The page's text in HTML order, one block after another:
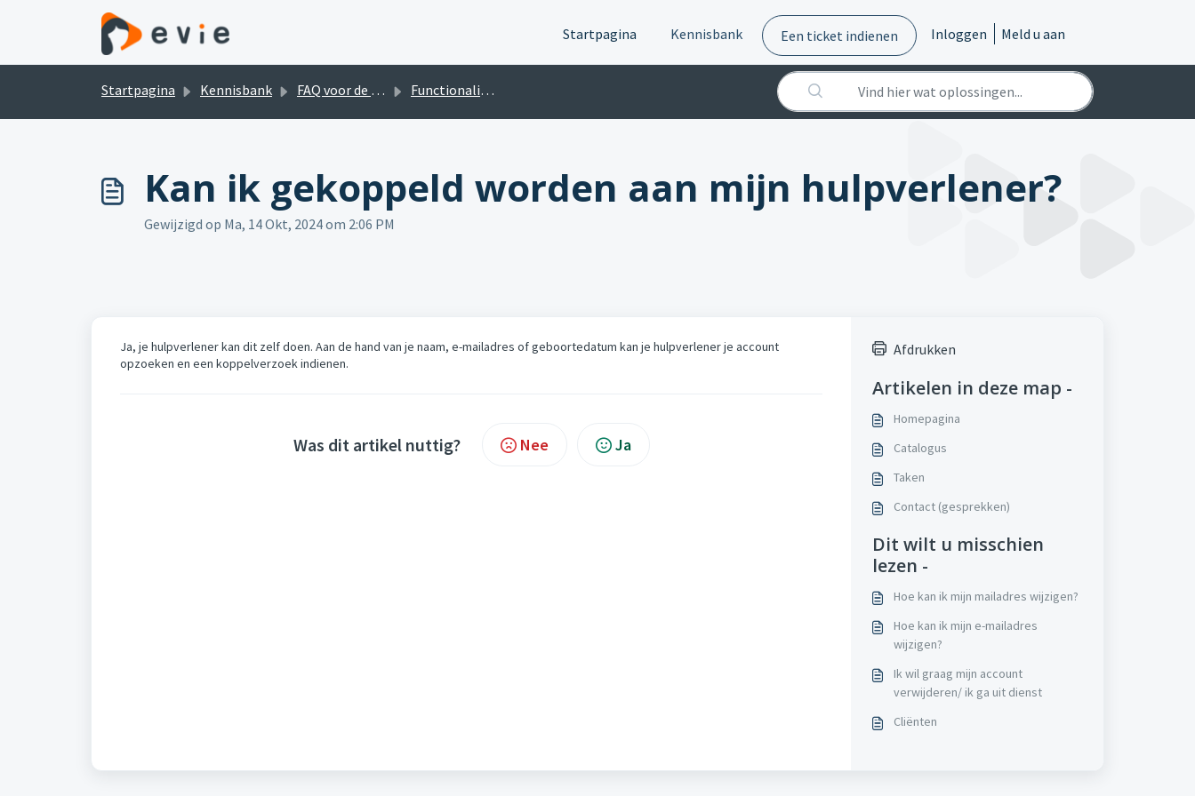
Doorgaan naar hoofdinhoud
Startpagina
Kennisbank Een ticket indienen Inloggen Meld u aan
Startpagina Kennisbank FAQ voor de cliënt Functionaliteiten
Kan ik gekoppeld worden aan mijn hulpverlener?
Gewijzigd op Ma, 14 Okt, 2024 om 2:06 PM
Ja, je hulpverlener kan dit zelf doen. Aan de hand van je naam, e-mailadres of geboortedatum kan je hulpverlener je account
opzoeken en een koppelverzoek indienen.
Was dit artikel nuttig? Nee Ja
Afdrukken
Artikelen in deze map -
Homepagina
Catalogus
Taken
Contact (gesprekken)
Dit wilt u misschien
lezen -
Hoe kan ik mijn mailadres wijzigen?
Hoe kan ik mijn e-mailadres
wijzigen?
Ik wil graag mijn account
verwijderen/ ik ga uit dienst
Cliënten